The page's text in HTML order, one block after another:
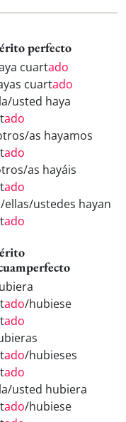
perfecto
cuartado
cuartado
usted haya
ado
as hayamos
ado
as hayáis
ado
ellas/ustedes hayan
ado
ado/hubiese
ado
ado/hubieses
ado
usted hubiera
ado/hubiese